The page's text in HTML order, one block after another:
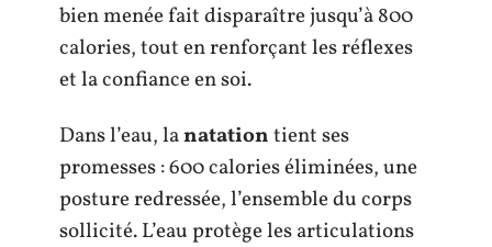
bien menée fait disparaître jusqu’à 800
calories, tout en renforçant les réflexes
et la confiance en soi.
Dans l’eau, lanatationtient ses
promesses : 600 calories éliminées, une
posture redressée, l’ensemble du corps
sollicité. L’eau protège les articulations